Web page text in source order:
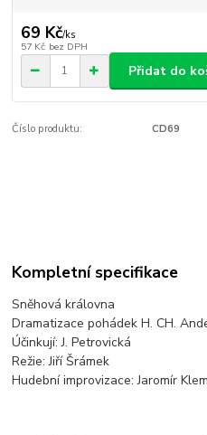
69 Kč/ks
57 Kč bez DPH
Přidat do
Číslo produktu: CD69
Kompletní specifikace
Sněhová královna
Dramatizace pohádek H. CH.
Účinkují: J. Petrovická
Režie: Jiří Šrámek
Hudební improvizace: Jaromír